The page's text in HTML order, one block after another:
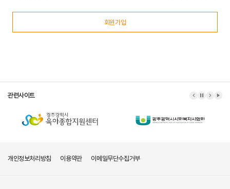
회원가입
관련사이트 이전 배너
배너 정지
다음 배
배
개인정보처리방침 이용약관 이메일무단수집거부